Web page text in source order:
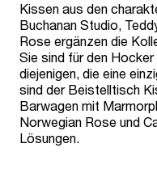
Kissen aus den
Buchanan Studio,
Rose ergänzen die
Sie sind für den
diejenigen, die eine
sind der Beistelltisch
Barwagen mit
Norwegian Rose und
Lösungen.